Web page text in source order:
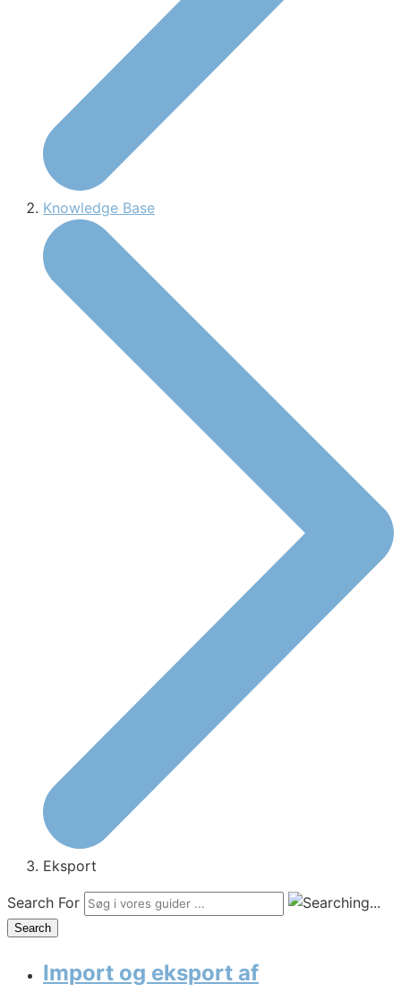
Knowledge Base
Eksport
Search For
Search
Import og eksport af